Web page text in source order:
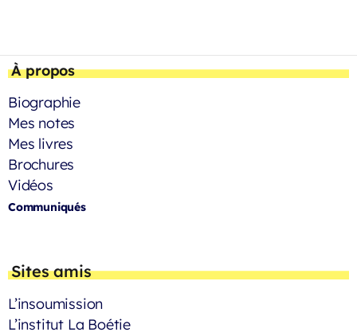
À propos
Biographie
Mes notes
Mes livres
Brochures
Vidéos
Communiqués
Sites amis
L’insoumission
L’institut La Boétie